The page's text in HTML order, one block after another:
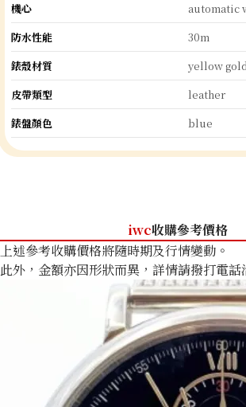
機心
automatic
防水性能
30m
錶殼材質
yellow
皮帶類型
leather
錶盤顏色
blue
iwc收購參考價格
上述參考收購價格將隨時期及行情變動。
此外，金額亦因形狀而異，詳情請撥打電話